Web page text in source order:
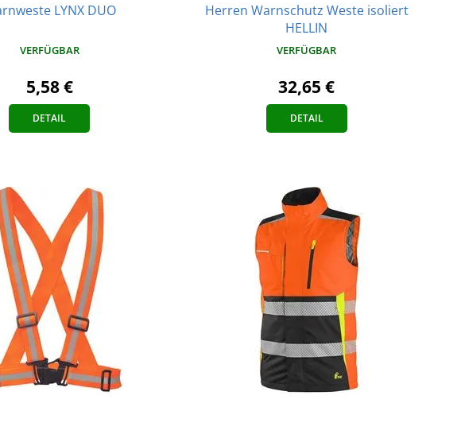
LYNX DUO
VERFÜGBAR
5,58 €
DETAIL
Herren Warnschutz Weste isoliert
HELLIN
VERFÜGBAR
32,65 €
DETAIL